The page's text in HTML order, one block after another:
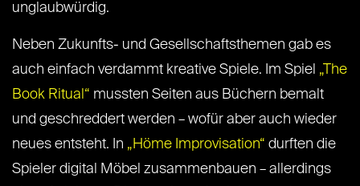
unglaubwürdig.
Neben Zukunfts- und Gesellschaftsthemen gab es
auch einfach verdammt kreative Spiele. Im Spiel „The
Book Ritual“ mussten Seiten aus Büchern bemalt
und geschreddert werden – wofür aber auch wieder
neues entsteht. In „Höme Improvisation“ durften die
Spieler digital Möbel zusammenbauen – allerdings